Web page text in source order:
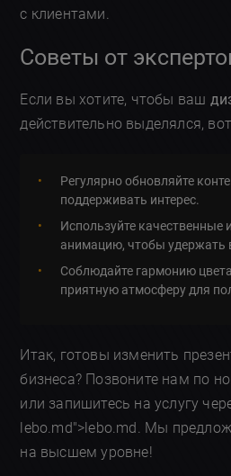
с клиентами.
Советы от
Если вы хотите, чтобы ваш
действительно выделялся,
Регулярно обновляйте
поддерживать интерес.
Используйте качественные
анимацию, чтобы удержать
Соблюдайте гармонию
приятную атмосферу для
Итак, готовы изменить
бизнеса? Позвоните нам по
или запишитесь на услугу
lebo.md">lebo.md. Мы
на высшем уровне!